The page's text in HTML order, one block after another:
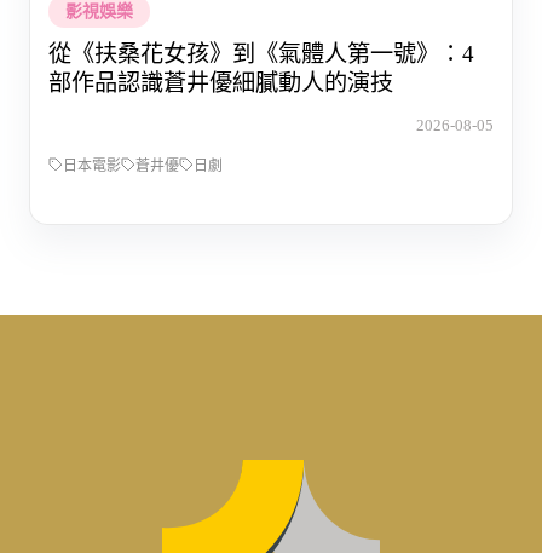
影視娛樂
從《扶桑花女孩》到《氣體人第一號》：4
部作品認識蒼井優細膩動人的演技
2026-08-05
日本電影 蒼井優 日劇